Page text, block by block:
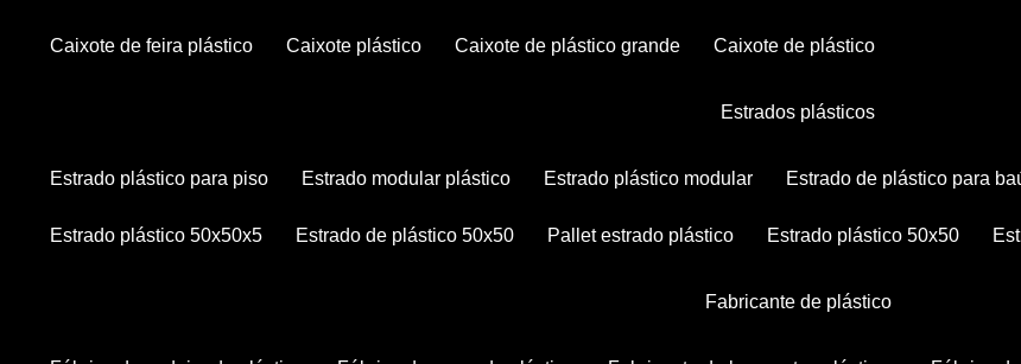
caixote de feira plástico caixote plástico caixote de plástico grande caixote de plástico
estrados plásticos
estrado plástico para piso estrado modular plástico estrado plástico modular estrado de plástico para
estrado plástico 50x50x5 estrado de plástico 50x50 pallet estrado plástico estrado plástico 50x50
fabricante de plástico